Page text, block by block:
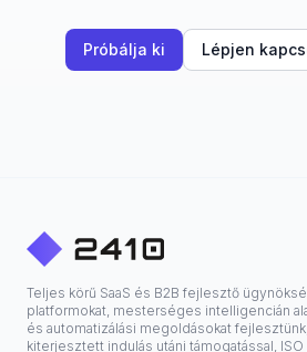
Próbálja ki Lépjen
Teljes körű SaaS és B2B fejlesztő
platformokat, mesterséges intelligencián
és automatizálási megoldásokat
kiterjesztett indulás utáni támogatással,